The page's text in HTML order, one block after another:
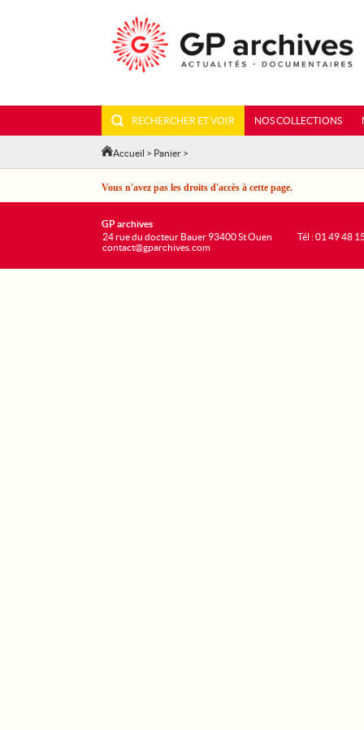
RECHERCHER ET VOIR NOS COLLECTIONS
Accueil > Panier >
Vous n'avez pas les droits d'accès à cette page.
GP archives
24 rue du docteur Bauer 93400 St Ouen
contact@gparchives.com
Tél : 01 49 48